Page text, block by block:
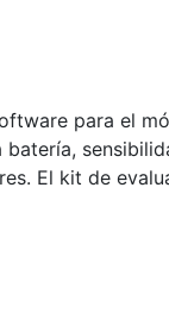
para el
El kit de